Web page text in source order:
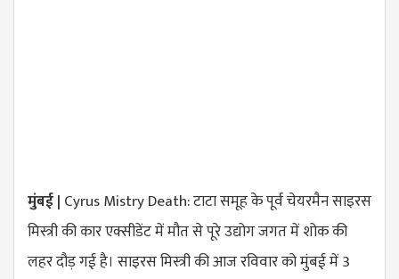
मुंबई | Cyrus Mistry Death: टाटा समूह के पूर्व चेयरमैन साइरस
मिस्त्री की कार एक्सीडेंट में मौत से पूरे उद्योग जगत में शोक की
लहर दौड़ गई है। साइरस मिस्त्री की आज रविवार को मुंबई में 3